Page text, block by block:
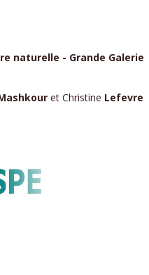
naturelle - Grande Galerie
et Christine Lefevre